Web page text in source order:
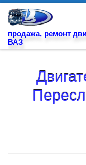
Skip to content
продажа, ремонт
ВАЗ